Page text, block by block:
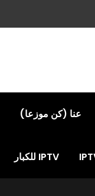
عنا (كن موزعا)
IPTV للكبار